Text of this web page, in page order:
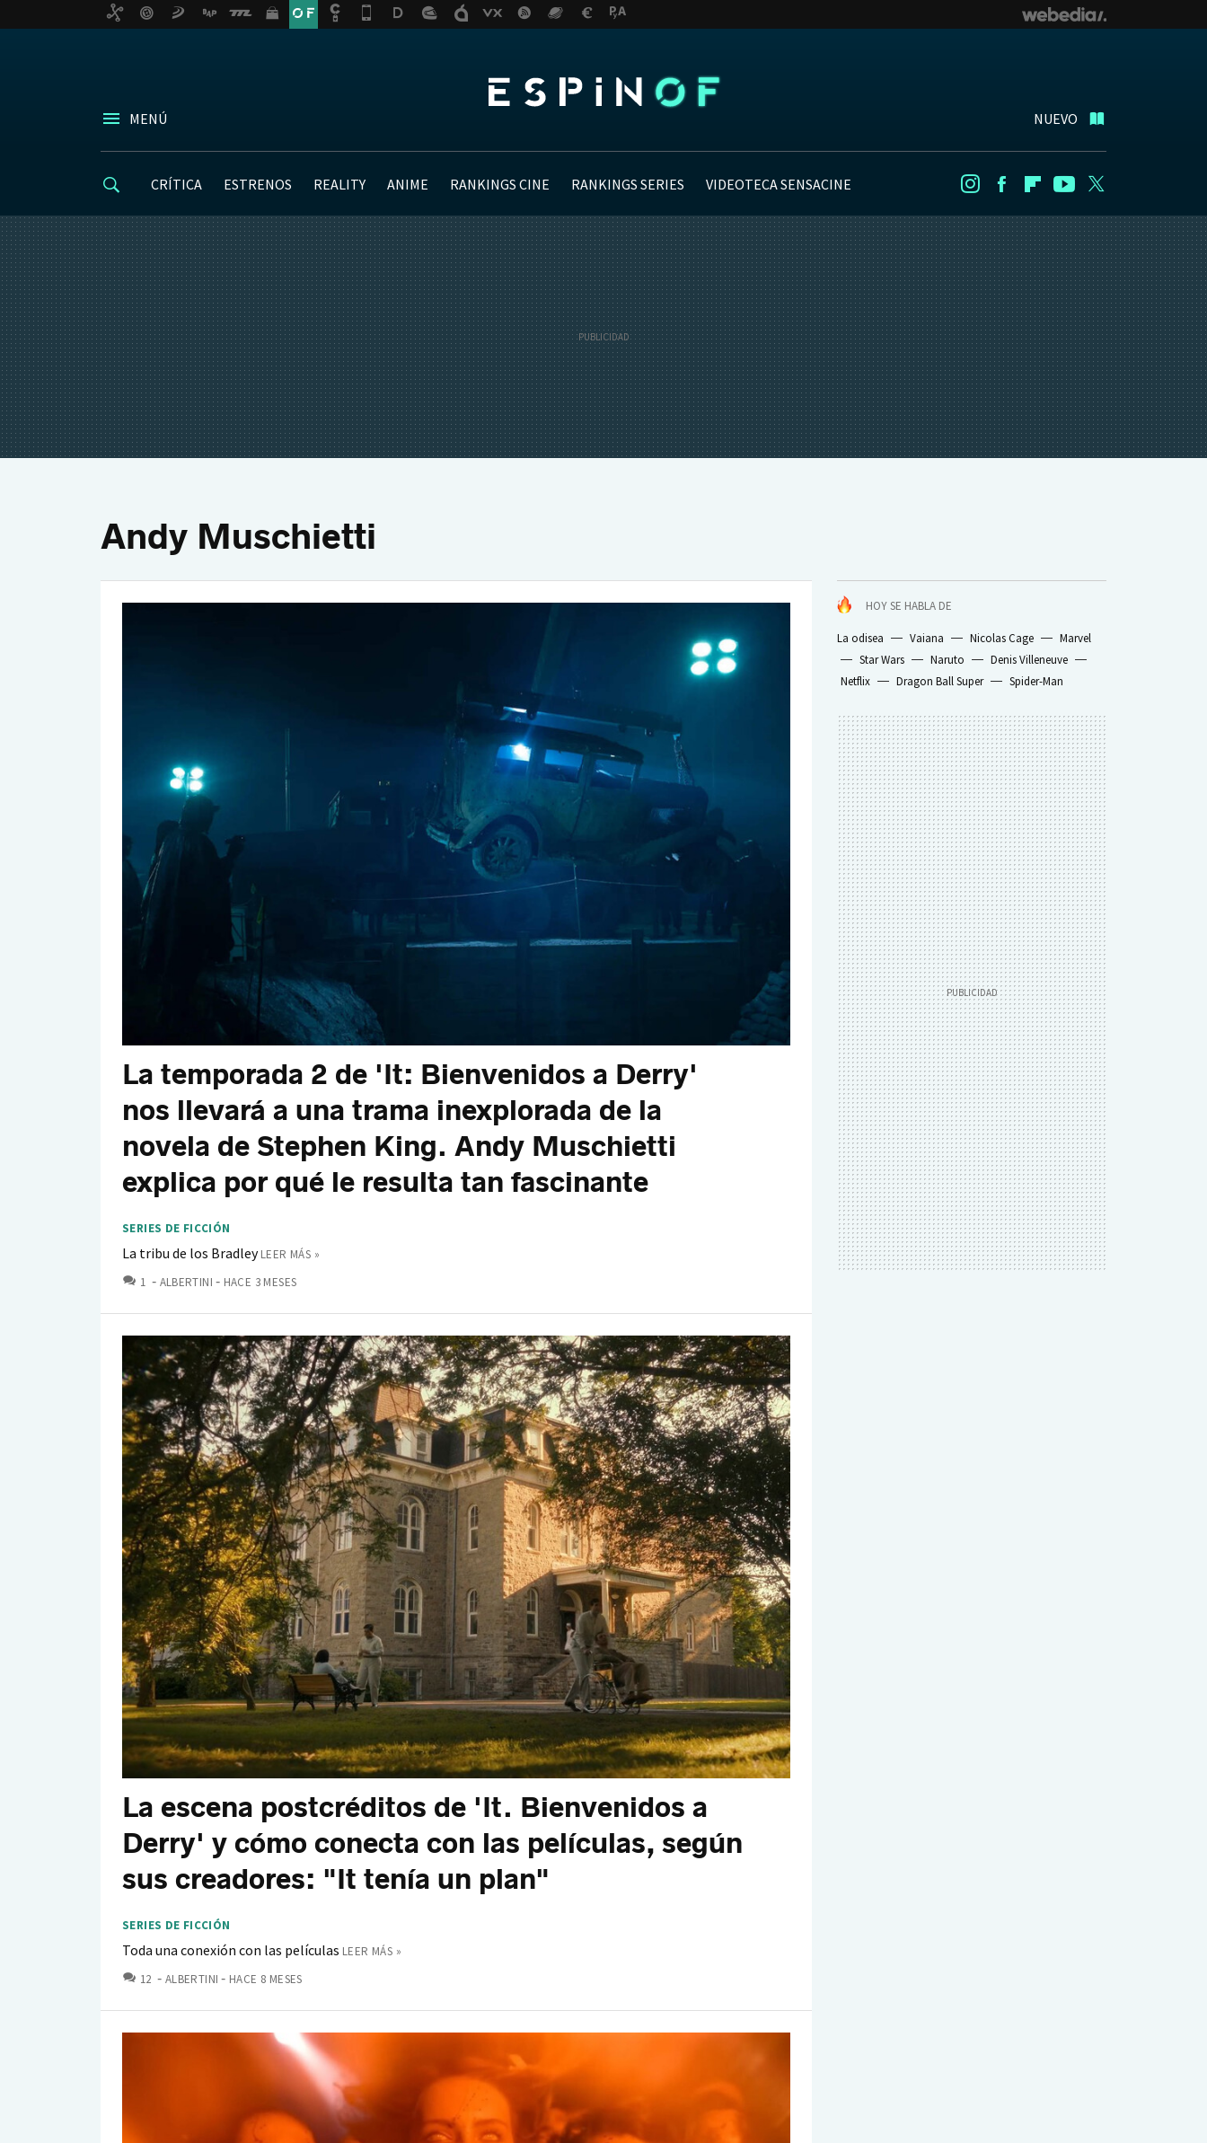
MENÚ NUEVO
CRÍTICA ESTRENOS REALITY ANIME RANKINGS CINE RANKINGS SERIES VIDEOTECA SENSACINE InstagramFacebookFlipboard
Youtube
Andy Muschietti
HOY SE HABLA DE
La odisea Vaiana Nicolas Cage
Marvel
Star Wars
Naruto
Denis Villeneuve
Netflix
Dragon Ball Super Spider-Man
La temporada 2 de 'It: Bienvenidos a Derry'
nos llevará a una trama inexplorada de la
novela de Stephen King. Andy Muschietti
explica por qué le resulta tan fascinante
SERIES DE FICCIÓN
La tribu de los Bradley LEER MÁS »
1 COMENTARIOS
ALBERTINI HACE 3 MESES
La escena postcréditos de 'It. Bienvenidos a
Derry' y cómo conecta con las películas, según
sus creadores: "It tenía un plan"
SERIES DE FICCIÓN
Toda una conexión con las películas LEER MÁS »
12 COMENTARIOS
ALBERTINI HACE 8 MESES